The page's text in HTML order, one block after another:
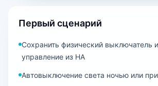
Первый сценарий
Сохранить физический выключатель
управление из HA
Автовыключение света ночью или